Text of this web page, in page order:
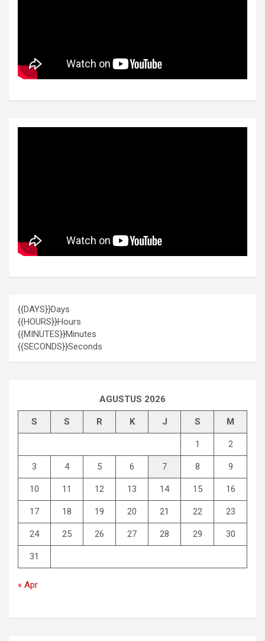
{{DAYS}}Days
{{HOURS}}Hours
{{MINUTES}}Minutes
{{SECONDS}}Seconds
AGUSTUS 2026
S S R K J S M
1 2
3 4 5 6 7 8 9
10 11 12 13 14 15 16
17 18 19 20 21 22 23
24 25 26 27 28 29 30
31
« Apr